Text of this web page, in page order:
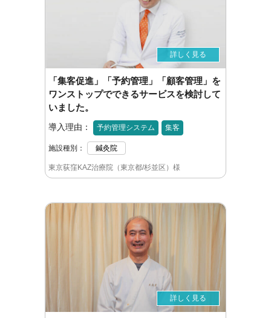
詳しく見る
「集客促進」「予約管理」「顧客管理」を
ワンストップでできるサービスを検討して
いました。
導入理由： 予約管理システム 集客
施設種別： 鍼灸院
東京荻窪KAZ治療院（東京都/杉並区）様
詳しく見る